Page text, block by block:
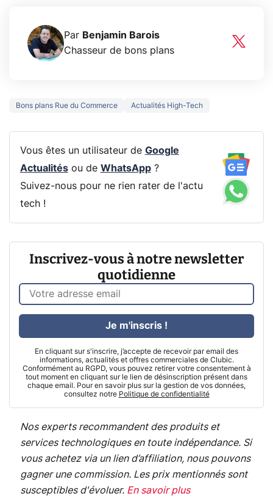
Par Benjamin Barois
Chasseur de bons plans
Bons plans Rue du Commerce Actualités High-Tech
Vous êtes un utilisateur de Google
Actualitésou de WhatsApp?
Suivez-nous pour ne rien rater de l'actu
tech !
Inscrivez-vous à notre newsletter
quotidienne
En cliquant sur s'inscrire, j’accepte de recevoir par email des
informations, actualités et offres commerciales de Clubic.
Conformément au RGPD, vous pouvez retirer votre consentement à
tout moment en cliquant sur le lien de désinscription présent dans
chaque email. Pour en savoir plus sur la gestion de vos données,
consultez notre Politique de confidentialité
Je m'inscris !
Nos experts recommandent des produits et
services technologiques en toute indépendance. Si
vous achetez via un lien d’affiliation, nous pouvons
gagner une commission. Les prix mentionnés sont
susceptibles d'évoluer. En savoir plus